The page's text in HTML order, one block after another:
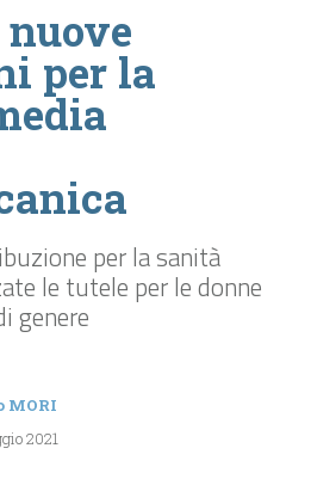
per la
per la sanità
le tutele per le donne
genere
MORI
2021